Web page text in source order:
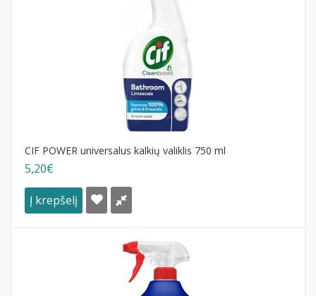
CIF POWER universalus kalkių valiklis 750 ml
5,20€
Į krepšelį